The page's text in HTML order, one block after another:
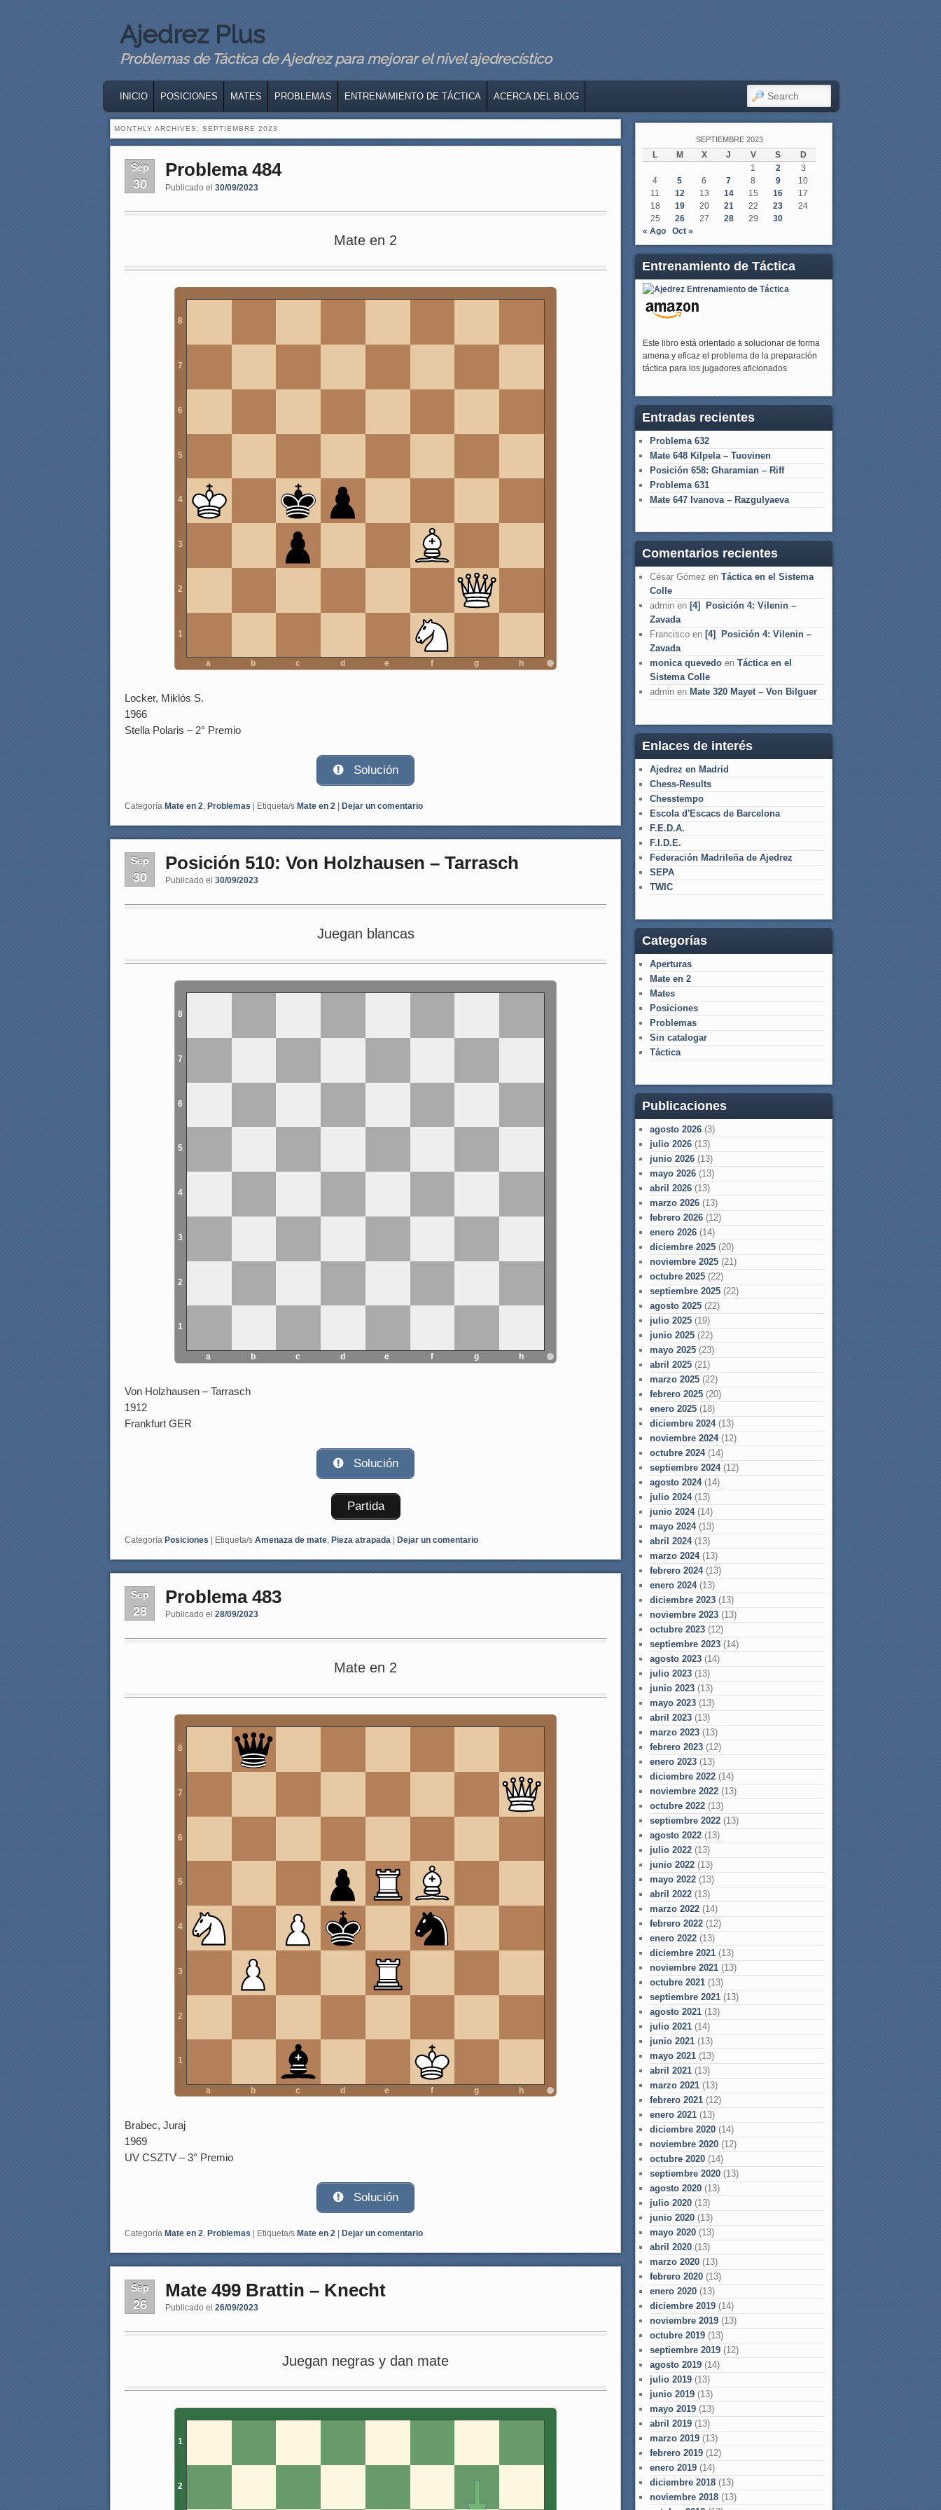
Ajedrez Plus
Problemas de Táctica de Ajedrez para mejorar el nivel ajedrecístico
SKIP TO PRIMARY CONTENT
SKIP TO SECONDARY CONTENT
INICIO POSICIONES MATES PROBLEMAS ENTRENAMIENTO DE TÁCTICA ACERCA DEL BLOG SEARCH
MONTHLY ARCHIVES: SEPTIEMBRE 2023
Sep
30
Problema 484
Publicado el 30/09/2023
Mate en 2
8
7
6
5
4
3
2
1
a b c d e f g h
Locker, Miklós S.
1966
Stella Polaris – 2° Premio
Solución
Categoría Mate en 2, Problemas Etiqueta/s Mate en 2 Dejar un comentario
Sep
30
Posición 510: Von Holzhausen – Tarrasch
Publicado el 30/09/2023
Juegan blancas
8
7
6
5
4
3
2
1
a b c d e f g h
Von Holzhausen – Tarrasch
1912
Frankfurt GER
Solución
Partida
Categoría Posiciones Etiqueta/s Amenaza de mate, Pieza atrapada Dejar un comentario
Sep
28
Problema 483
Publicado el 28/09/2023
Mate en 2
8
7
6
5
4
3
2
1
a b c d e f g h
Brabec, Juraj
1969
UV CSZTV – 3° Premio
Solución
Categoría Mate en 2, Problemas Etiqueta/s Mate en 2 Dejar un comentario
Sep
26
Mate 499 Brattin – Knecht
Publicado el 26/09/2023
Juegan negras y dan mate
1
2
SEPTIEMBRE 2023
L M X J V S
D
1
2
3
4
5 6 7 8 9
10
11
12 13 14 15 16
17
18
19 20 21 22 23
24
25
26 27 28 29
30
« Ago
Oct »
Entrenamiento de Táctica
Este libro está orientado a solucionar de forma
amena y eficaz el problema de la preparación
táctica para los jugadores aficionados
Entradas recientes
Problema 632
Mate 648 Kilpela – Tuovinen
Posición 658: Gharamian – Riff
Problema 631
Mate 647 Ivanova – Razgulyaeva
Comentarios recientes
César Gómez en Táctica en el Sistema
Colle
admin en [4] Posición 4: Vilenin –
Zavada
Francisco en [4] Posición 4: Vilenin –
Zavada
monica quevedo en Táctica en el
Sistema Colle
admin en Mate 320 Mayet – Von Bilguer
Enlaces de interés
Ajedrez en Madrid
Chess-Results
Chesstempo
Escola d'Escacs de Barcelona
F.E.D.A.
F.I.D.E.
Federación Madrileña de Ajedrez
SEPA
TWIC
Categorías
Aperturas
Mate en 2
Mates
Posiciones
Problemas
Sin catalogar
Táctica
Publicaciones
agosto 2026 (3)
julio 2026 (13)
junio 2026 (13)
mayo 2026 (13)
abril 2026 (13)
marzo 2026 (13)
febrero 2026 (12)
enero 2026 (14)
diciembre 2025 (20)
noviembre 2025 (21)
octubre 2025 (22)
septiembre 2025 (22)
agosto 2025 (22)
julio 2025 (19)
junio 2025 (22)
mayo 2025 (23)
abril 2025 (21)
marzo 2025 (22)
febrero 2025 (20)
enero 2025 (18)
diciembre 2024(13)
noviembre 2024(12)
octubre 2024(14)
septiembre 2024(12)
agosto 2024(14)
julio 2024(13)
junio 2024(14)
mayo 2024(13)
abril 2024(13)
marzo 2024(13)
febrero 2024(13)
enero 2024(13)
diciembre 2023 (13)
noviembre 2023 (13)
octubre 2023 (12)
septiembre 2023 (14)
agosto 2023 (14)
julio 2023 (13)
junio 2023 (13)
mayo 2023 (13)
abril 2023 (13)
marzo 2023 (13)
febrero 2023 (12)
enero 2023 (13)
diciembre 2022 (14)
noviembre 2022 (13)
octubre 2022 (13)
septiembre 2022 (13)
agosto 2022 (13)
julio 2022 (13)
junio 2022 (13)
mayo 2022 (13)
abril 2022 (13)
marzo 2022 (14)
febrero 2022 (12)
enero 2022 (13)
diciembre 2021 (13)
noviembre 2021 (13)
octubre 2021 (13)
septiembre 2021 (13)
agosto 2021 (13)
julio 2021 (14)
junio 2021 (13)
mayo 2021 (13)
abril 2021 (13)
marzo 2021 (13)
febrero 2021 (12)
enero 2021 (13)
diciembre 2020 (14)
noviembre 2020 (12)
octubre 2020 (14)
septiembre 2020 (13)
agosto 2020 (13)
julio 2020 (13)
junio 2020 (13)
mayo 2020 (13)
abril 2020 (13)
marzo 2020 (13)
febrero 2020 (13)
enero 2020 (13)
diciembre 2019 (14)
noviembre 2019 (13)
octubre 2019 (13)
septiembre 2019 (12)
agosto 2019 (14)
julio 2019 (13)
junio 2019 (13)
mayo 2019 (13)
abril 2019 (13)
marzo 2019 (13)
febrero 2019 (12)
enero 2019 (14)
diciembre 2018 (13)
noviembre 2018 (13)